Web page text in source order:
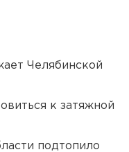
Челябинской
к затяжной
подтопило